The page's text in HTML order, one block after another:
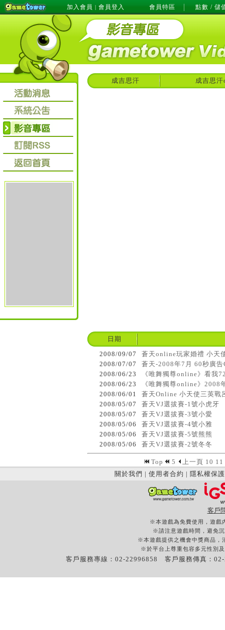
加入會員 | 會員登入 會員特區 點數 / 儲
成吉思汗 成吉思
日期
2008/09/07
蒼天online玩家婚禮 小天
2008/07/07
蒼天-2008年7月 60秒廣告
2008/06/23
《唯舞獨尊online》看我
2008/06/23
《唯舞獨尊online》2008
2008/06/01
蒼天Online 小天使三英戰
2008/05/07
蒼天VJ選拔賽-1號小虎牙
2008/05/07
蒼天VJ選拔賽-3號小愛
2008/05/06
蒼天VJ選拔賽-4號小雅
2008/05/06
蒼天VJ選拔賽-5號熊熊
2008/05/06
蒼天VJ選拔賽-2號冬冬
Top 5 上一頁 10 11
關於我們 | 使用者合約 | 隱私權保護
客戶
※本遊戲為免費使用，遊戲
※請注意遊戲時間，避免
※本遊戲提供之機會中獎商品，
※於平台上尊重包容多元性別
客戶服務專線：02-22996858 客戶服務傳真：